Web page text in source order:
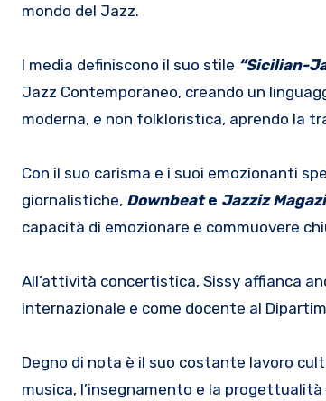
mondo del Jazz.
I media definiscono il suo stile “Sicilian-
Jazz Contemporaneo, creando un
moderna, e non folkloristica, aprendo la
Con il suo carisma e i suoi emozionanti
giornalistiche, Downbeate Jazziz
capacità di emozionare e commuovere
All’attività concertistica, Sissy affianca
internazionale e come docente al
Degno di nota è il suo costante lavoro
musica, l’insegnamento e la